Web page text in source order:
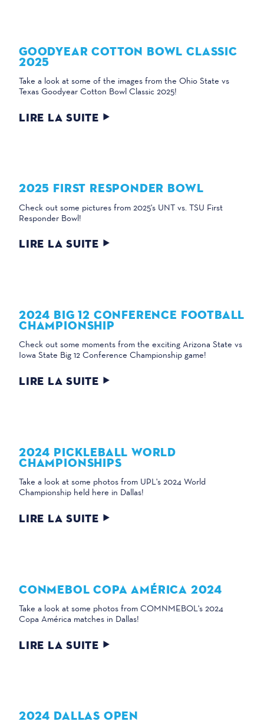
GOODYEAR COTTON BOWL CLASSIC
2025
Take a look at some of the images from the Ohio State vs
Texas Goodyear Cotton Bowl Classic 2025!
LIRE LA SUITE
2025 FIRST RESPONDER BOWL
Check out some pictures from 2025's UNT vs. TSU First
Responder Bowl!
LIRE LA SUITE
2024 BIG 12 CONFERENCE FOOTBALL
CHAMPIONSHIP
Check out some moments from the exciting Arizona State vs
Iowa State Big 12 Conference Championship game!
LIRE LA SUITE
2024 PICKLEBALL WORLD
CHAMPIONSHIPS
Take a look at some photos from UPL's 2024 World
Championship held here in Dallas!
LIRE LA SUITE
CONMEBOL COPA AMÉRICA 2024
Take a look at some photos from COMNMEBOL's 2024
Copa América matches in Dallas!
LIRE LA SUITE
2024 DALLAS OPEN